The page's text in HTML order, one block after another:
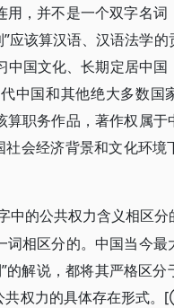
，并不是一个双字名词
应该算汉语、汉语法学的
国文化、长期定居中国
中国和其他绝大多数国
职务作品，著作权属于
会经济背景和文化环境
中的公共权力含义相区
相区分的。中国当今最
解说，都将其严格区分
共权力的具体存在形式